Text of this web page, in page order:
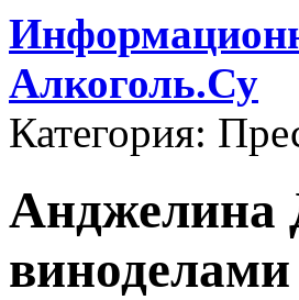
Алкоголь.Су
Категория:
Анджелина
виноделами